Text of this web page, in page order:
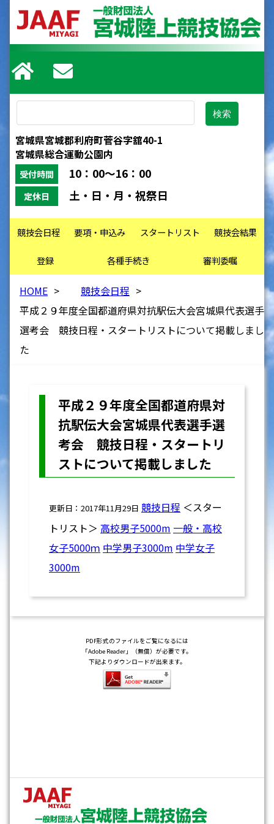
宮城県宮城郡利府町菅谷字舘40-1
宮城県総合運動公園内
受付時間 10：00～16：00
定休日 土・日・月・祝祭日
競技会日程 要項・申込み スタートリスト 競技会結果
登録 各種手続き 審判委嘱
HOME > 競技会日程 >
平成２９年度全国都道府県対抗駅伝大会宮城県代表選手
選考会 競技日程・スタートリストについて掲載しまし
た
平成２９年度全国都道府県対
抗駅伝大会宮城県代表選手選
考会 競技日程・スタートリ
ストについて掲載しました
更新日：2017年11月29日 競技日程 ＜スター
トリスト＞ 高校男子5000m 一般・高校
女子5000ｍ 中学男子3000m 中学女子
3000m
PDF形式のファイルをご覧になるには
「Adobe Reader」（無償）が必要です。
下記よりダウンロードが出来ます。